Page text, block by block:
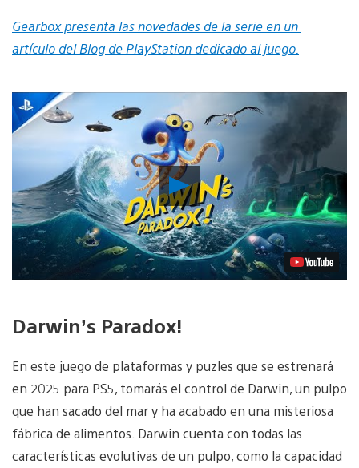
Gearbox presenta las novedades de la serie en un
artículo del Blog de PlayStation dedicado al juego.
Reproducir
vídeo
Darwin’s Paradox!
En este juego de plataformas y puzles que se estrenará
en 2025 para PS5, tomarás el control de Darwin, un pulpo
que han sacado del mar y ha acabado en una misteriosa
fábrica de alimentos. Darwin cuenta con todas las
características evolutivas de un pulpo, como la capacidad